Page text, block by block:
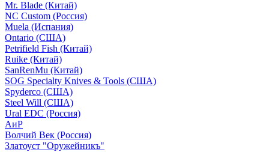
Mr. Blade (Китай)
NC Custom (Россия)
Muela (Испания)
Ontario (США)
Petrifield Fish (Китай)
Ruike (Китай)
SanRenMu (Китай)
SOG Specialty Knives & Tools (США)
Spyderco (США)
Steel Will (США)
Ural EDC (Россия)
АиР
Волчий Век (Россия)
Златоуст "Оружейникъ"